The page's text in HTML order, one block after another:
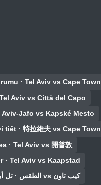
· Tel Aviv vs Cape Town
Aviv vs Città del Capo
Aviv-Jafo vs Kapské Mesto
tiết · 特拉維夫 vs Cape Town
· Tel Aviv vs 開普敦
· Tel Aviv vs Kaapstad
الطقس · تل أبيب vs كيب تاون